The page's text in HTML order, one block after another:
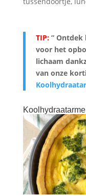
TIP:” Ontdek
voor het
lichaam
van onze